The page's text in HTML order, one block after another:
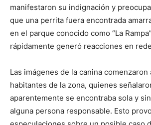
manifestaron su indignación y
que una perrita fuera encontrada
en el parque conocido como “La
rápidamente generó reacciones en
Las imágenes de la canina
habitantes de la zona, quienes
aparentemente se encontraba sola y
alguna persona responsable. Esto